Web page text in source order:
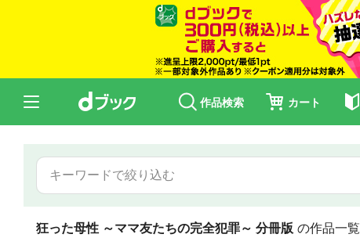
作品検索 カート
狂った母性 ～ママ友たちの完全犯罪～ 分冊版 の作品一覧